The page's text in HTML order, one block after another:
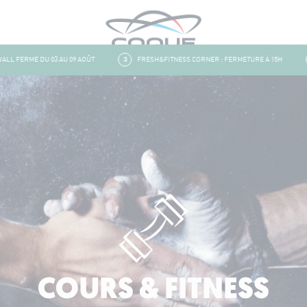
FERMÉ DU 03 AU 09 AOÛT FRESH&FITNESS CORNER : FERMETURE À 15H
COURS & FITNESS